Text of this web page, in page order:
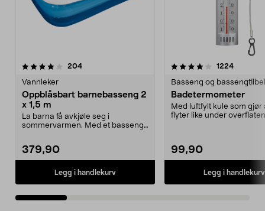
204anmeldelser
Vannleker
Oppblåsbart barnebasseng 2
x 1,5 m
La barna få avkjøle seg i
sommervarmen. Med et basseng i
379,90
Legg i handlekurv
4.0 av 5 stjerner 1224
Basseng og
Badetermometer
Med luftfylt kule som gjør
flyter like under
99,90
Legg i handlekurv
3.5 av 5 stjerner